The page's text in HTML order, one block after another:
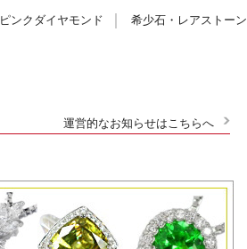
ピンクダイヤモンド 希少石・レアストーン
運営的なお知らせはこちらへ